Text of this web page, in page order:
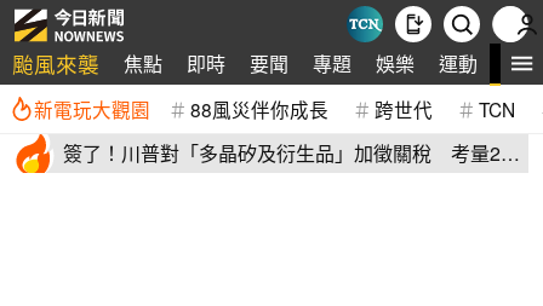
颱風來襲 焦點 即時 要聞 專題 娛樂 運動 全
新電玩大觀園 88風災伴你成長 跨世代 TCN
簽了！川普對「多晶矽及衍生品」加徵關稅 考量2原